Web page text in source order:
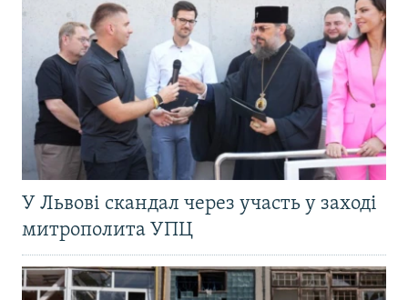
У Львові скандал через участь у заході
митрополита УПЦ